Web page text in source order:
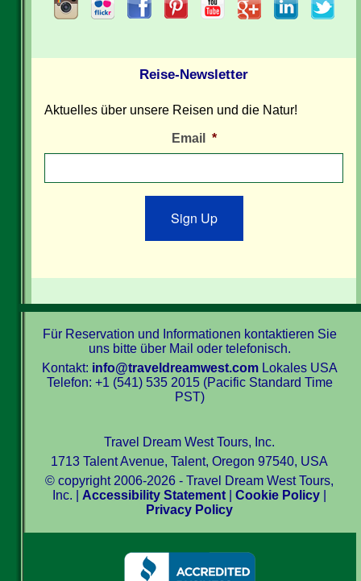
Reise-Newsletter
Aktuelles über unsere Reisen und die Natur!
Email *
Sign Up
Für Reservation und Informationen kontaktieren Sie
uns bitte über Mail oder telefonisch.
Kontakt: info@traveldreamwest.comLokales USA
Telefon: +1 (541) 535 2015 (Pacific Standard Time
PST)
Travel Dream West Tours, Inc.
1713 Talent Avenue, Talent, Oregon 97540, USA
© copyright 2006-2026 - Travel Dream West Tours,
Inc. | Accessibility Statement |Cookie Policy
Privacy Policy